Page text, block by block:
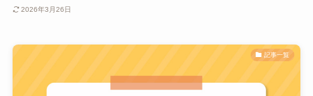
2026年3月26日
記事一覧